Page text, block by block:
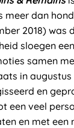
meer dan
2018)
sloegen
samen
in augustus
en
een veel
en met een